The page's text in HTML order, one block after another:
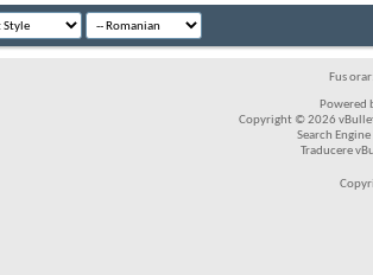
Fus
Powered
Copyright © 2026
Search
Traducere